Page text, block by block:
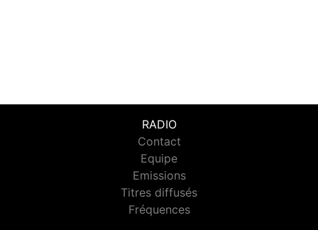
RADIO
Contact
Equipe
Emissions
Titres diffusés
Fréquences